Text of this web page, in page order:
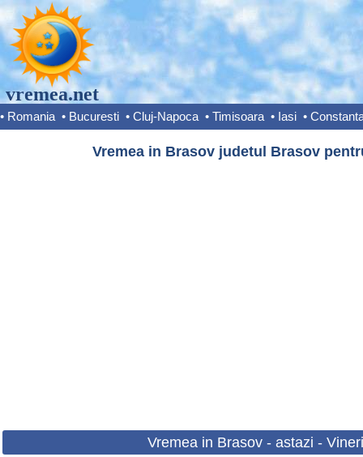
vremea.net
• Romania • Bucuresti • Cluj-Napoca • Timisoara • Iasi •
Vremea in Brasov judetul Brasov
Vremea in Brasov - astazi -